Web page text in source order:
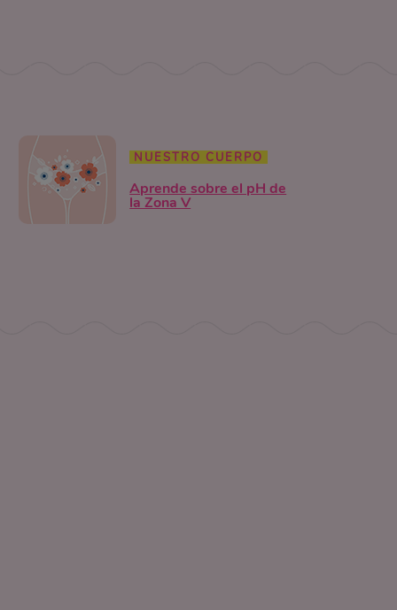
NUESTRO CUERPO
Aprende sobre el pH de
la Zona V